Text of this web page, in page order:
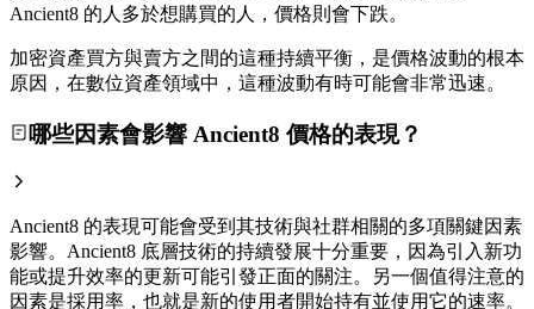
Ancient8 的人多於想購買的人，價格則會下跌。
加密資產買方與賣方之間的這種持續平衡，是價格波動的根本
原因，在數位資產領域中，這種波動有時可能會非常迅速。
哪些因素會影響 Ancient8 價格的表現？
Ancient8 的表現可能會受到其技術與社群相關的多項關鍵因素
影響。Ancient8 底層技術的持續發展十分重要，因為引入新功
能或提升效率的更新可能引發正面的關注。另一個值得注意的
因素是採用率，也就是新的使用者開始持有並使用它的速率。